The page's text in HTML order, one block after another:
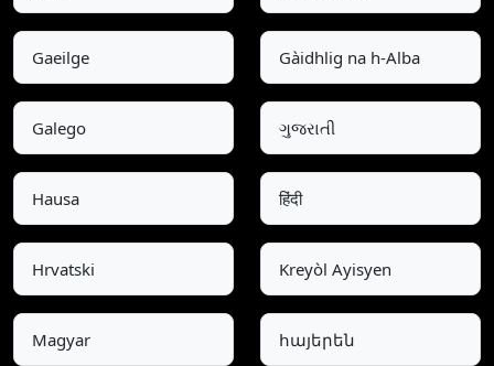
Gaeilge Gàidhlig na h-Alba
Galego ગુજરાતી
Hausa हिंदी
Hrvatski Kreyòl Ayisyen
Magyar հայերեն